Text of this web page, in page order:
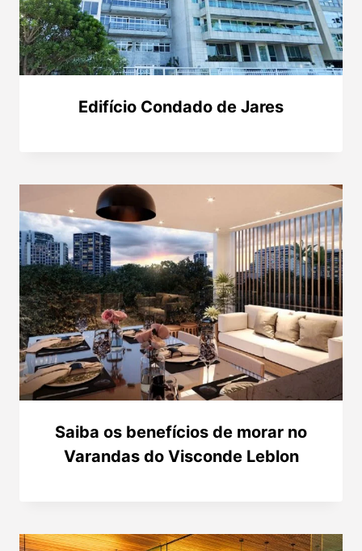
Edifício Condado de Jares
Saiba os benefícios de morar no
Varandas do Visconde Leblon